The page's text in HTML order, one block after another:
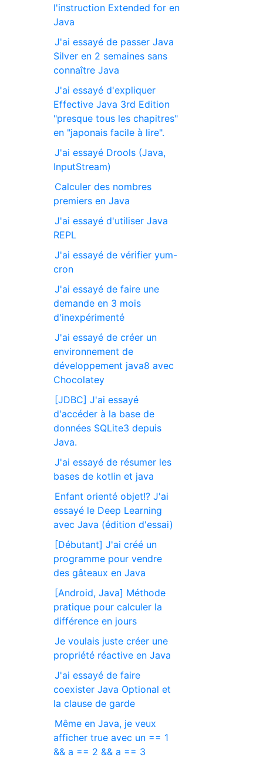
l'instruction Extended for en
Java
J'ai essayé de passer Java
Silver en 2 semaines sans
connaître Java
J'ai essayé d'expliquer
Effective Java 3rd Edition
"presque tous les chapitres"
en "japonais facile à lire".
J'ai essayé Drools (Java,
InputStream)
Calculer des nombres
premiers en Java
J'ai essayé d'utiliser Java
REPL
J'ai essayé de vérifier yum-
cron
J'ai essayé de faire une
demande en 3 mois
d'inexpérimenté
J'ai essayé de créer un
environnement de
développement java8 avec
Chocolatey
[JDBC] J'ai essayé
d'accéder à la base de
données SQLite3 depuis
Java.
J'ai essayé de résumer les
bases de kotlin et java
Enfant orienté objet!? J'ai
essayé le Deep Learning
avec Java (édition d'essai)
[Débutant] J'ai créé un
programme pour vendre
des gâteaux en Java
[Android, Java] Méthode
pratique pour calculer la
différence en jours
Je voulais juste créer une
propriété réactive en Java
J'ai essayé de faire
coexister Java Optional et
la clause de garde
Même en Java, je veux
afficher true avec un == 1
&& a == 2 && a == 3